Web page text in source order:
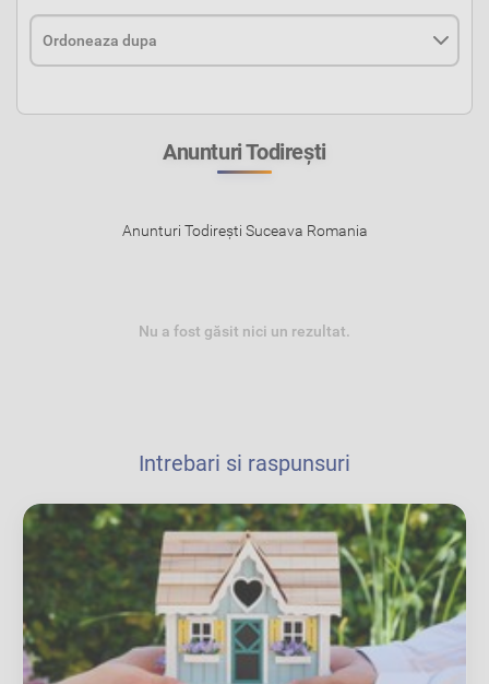
Anunturi Todireşti
Anunturi Todireşti Suceava Romania
Nu a fost găsit nici un rezultat.
Intrebari si raspunsuri